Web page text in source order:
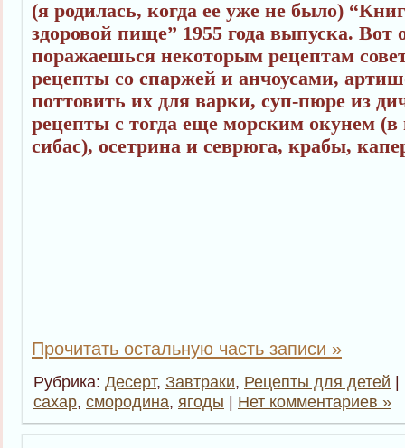
(я родилась, когда ее уже не было)
здоровой пище” 1955 года выпуска.
поражаешься некоторым рецептам
рецепты со спаржей и анчоусами,
поттовить их для варки, суп-пюре из
рецепты с тогда еще морским окунем (в
сибас), осетрина и севрюга, крабы,
Прочитать остальную часть записи »
Рубрика: Десерт, Завтраки, Рецепты для детей |
сахар, смородина, ягоды | Нет комментариев »